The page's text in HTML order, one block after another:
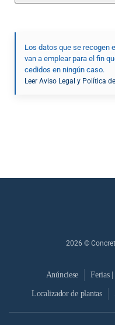
Los datos que se recogen
van a emplear para el fin
cedidos en ningún caso.
Leer Aviso Legal y Política
2026 ©
Anúnciese Ferias
Localizador de plantas